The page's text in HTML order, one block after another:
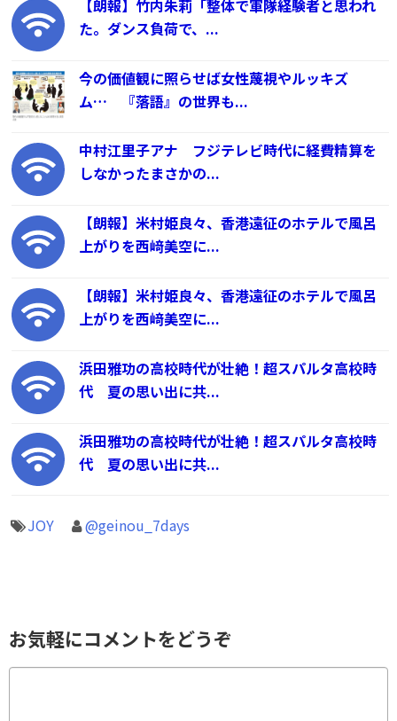
【朗報】竹内朱莉「整体で軍隊経験者と思われ
た。ダンス負荷で、...
今の価値観に照らせば女性蔑視やルッキズ
ム… 『落語』の世界も...
中村江里子アナ フジテレビ時代に経費精算を
しなかったまさかの...
【朗報】米村姫良々、香港遠征のホテルで風呂
上がりを西﨑美空に...
【朗報】米村姫良々、香港遠征のホテルで風呂
上がりを西﨑美空に...
浜田雅功の高校時代が壮絶！超スパルタ高校時
代 夏の思い出に共...
浜田雅功の高校時代が壮絶！超スパルタ高校時
代 夏の思い出に共...
JOY @geinou_7days
お気軽にコメントをどうぞ